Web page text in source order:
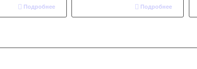
Подробнее Подробнее